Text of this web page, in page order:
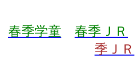
春季学童 春季ＪＲ
季ＪＲ